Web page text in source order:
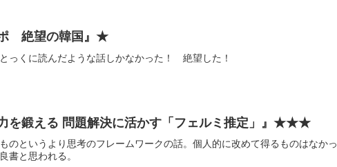
絶望の韓国』★
っくに読んだような話しかなかった！ 絶望した！
を鍛える 問題解決に活かす「フェルミ推定」』★★★
のというより思考のフレームワークの話。個人的に改めて得るものはなかっ
書と思われる。